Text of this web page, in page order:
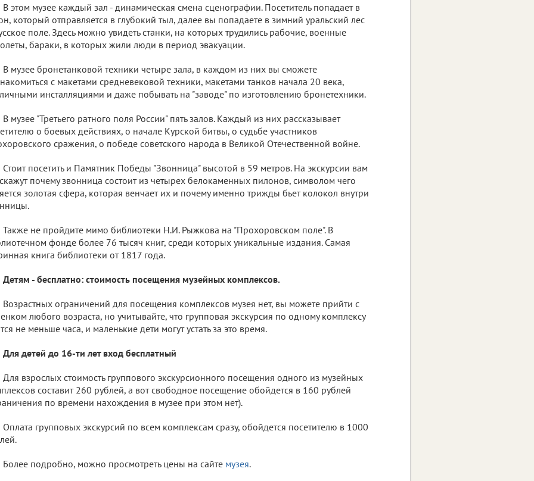
В этом музее каждый зал - динамическая смена сценографии. Посетитель попадает в
который отправляется в глубокий тыл, далее вы попадаете в зимний уральский лес
поле. Здесь можно увидеть станки, на которых трудились рабочие, военные
бараки, в которых жили люди в период эвакуации.
В музее бронетанковой техники четыре зала, в каждом из них вы сможете
с макетами средневековой техники, макетами танков начала 20 века,
инсталляциями и даже побывать на "заводе" по изготовлению бронетехники.
В музее "Третьего ратного поля России" пять залов. Каждый из них рассказывает
о боевых действиях, о начале Курской битвы, о судьбе участников
сражения, о победе советского народа в Великой Отечественной войне.
Стоит посетить и Памятник Победы "Звонница" высотой в 59 метров. На экскурсии вам
почему звонница состоит из четырех белокаменных пилонов, символом чего
золотая сфера, которая венчает их и почему именно трижды бьет колокол внутри
Также не пройдите мимо библиотеки Н.И. Рыжкова на "Прохоровском поле". В
фонде более 76 тысяч книг, среди которых уникальные издания. Самая
книга библиотеки от 1817 года.
Детям - бесплатно: стоимость посещения музейных комплексов.
Возрастных ограничений для посещения комплексов музея нет, вы можете прийти с
любого возраста, но учитывайте, что групповая экскурсия по одному комплексу
не меньше часа, и маленькие дети могут устать за это время.
Для детей до 16-ти лет вход бесплатный
Для взрослых стоимость группового экскурсионного посещения одного из музейных
составит 260 рублей, а вот свободное посещение обойдется в 160 рублей
по времени нахождения в музее при этом нет).
Оплата групповых экскурсий по всем комплексам сразу, обойдется посетителю в 1000
Более подробно, можно просмотреть цены на сайте музея.